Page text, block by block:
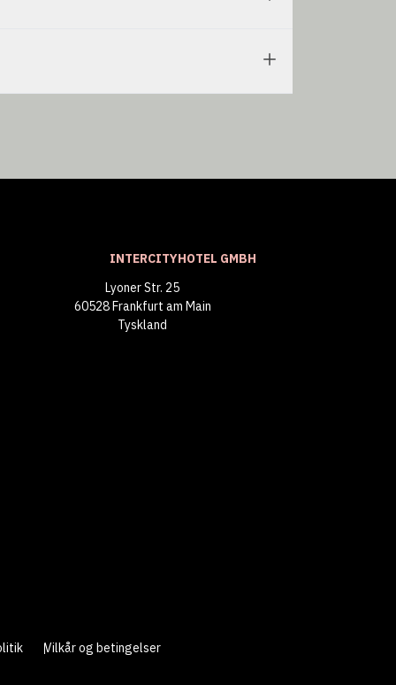
INTERCITYHOTEL GMBH
Lyoner Str. 25
60528 Frankfurt am Main
Tyskland
Vilkår og betingelser